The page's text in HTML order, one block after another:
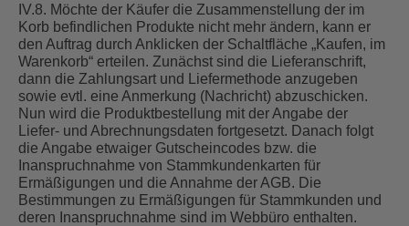
IV.8. Möchte der Käufer die Zusammenstellung der im
Korb befindlichen Produkte nicht mehr ändern, kann er
den Auftrag durch Anklicken der Schaltfläche „Kaufen, im
Warenkorb“ erteilen. Zunächst sind die Lieferanschrift,
dann die Zahlungsart und Liefermethode anzugeben
sowie evtl. eine Anmerkung (Nachricht) abzuschicken.
Nun wird die Produktbestellung mit der Angabe der
Liefer- und Abrechnungsdaten fortgesetzt. Danach folgt
die Angabe etwaiger Gutscheincodes bzw. die
Inanspruchnahme von Stammkundenkarten für
Ermäßigungen und die Annahme der AGB. Die
Bestimmungen zu Ermäßigungen für Stammkunden und
deren Inanspruchnahme sind im Webbüro enthalten.